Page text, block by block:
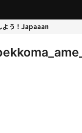
よう！Japaaan